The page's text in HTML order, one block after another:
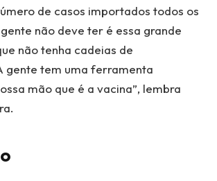
de casos importados todos os
não deve ter é essa grande
não tenha cadeias de
gente tem uma ferramenta
mão que é a vacina”, lembra